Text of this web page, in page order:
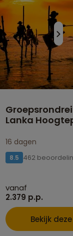
Lanka
16 dagen
8.5 462
vanaf
2.379 p.p.
Bekijk